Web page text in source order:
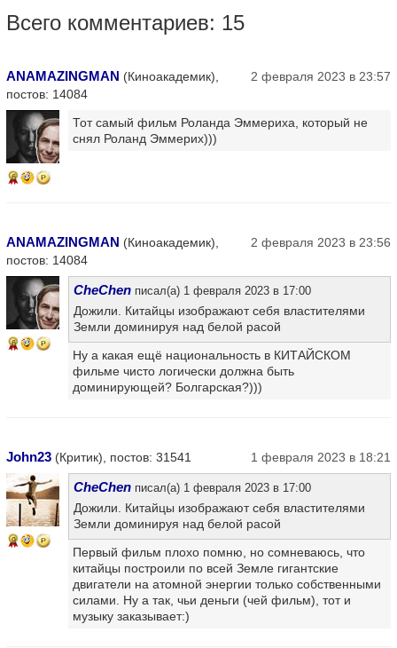
Всего комментариев: 15
ANAMAZINGMAN (Киноакадемик),
постов: 14084
2 февраля 2023 в 23:57
6
Тот самый фильм Роланда Эммериха, который не
снял Роланд Эммерих)))
ANAMAZINGMAN (Киноакадемик),
постов: 14084
2 февраля 2023 в 23:56
6
CheChen писал(а) 1 февраля 2023 в 17:00
Дожили. Китайцы изображают себя властителями
Земли доминируя над белой расой
Ну а какая ещё национальность в КИТАЙСКОМ
фильме чисто логически должна быть
доминирующей? Болгарская?)))
John23 (Критик), постов: 31541 1 февраля 2023 в 18:21
9
CheChen писал(а) 1 февраля 2023 в 17:00
Дожили. Китайцы изображают себя властителями
Земли доминируя над белой расой
Первый фильм плохо помню, но сомневаюсь, что
китайцы построили по всей Земле гигантские
двигатели на атомной энергии только собственными
силами. Ну а так, чьи деньги (чей фильм), тот и
музыку заказывает:)